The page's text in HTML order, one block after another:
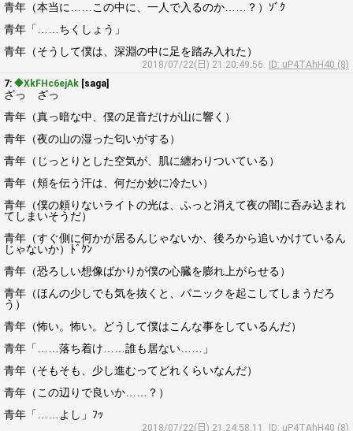
青年（本当に……この中に、一人で入るのか……？）ｿﾞｸ
青年「……ちくしょう」
青年（そうして僕は、深淵の中に足を踏み入れた）
2018/07/22(日) 21:20:49.56
ID: uP4TAhH40 (8)
7: ◆XkFHc6ejAk [saga]
ざっ ざっ
青年（真っ暗な中、僕の足音だけが山に響く）
青年（夜の山の湿った匂いがする）
青年（じっとりとした空気が、肌に纏わりついている）
青年（頬を伝う汗は、何だか妙に冷たい）
青年（僕の頼りないライトの光は、ふっと消えて夜の闇に呑み込まれ
てしまいそうだ）
青年（すぐ側に何かが居るんじゃないか、後ろから追いかけているん
じゃないか）ﾄﾞｸﾝ
青年（恐ろしい想像ばかりが僕の心臓を膨れ上がらせる）
青年（ほんの少しでも気を抜くと、パニックを起こしてしまうだろ
う）
青年（怖い。怖い。どうして僕はこんな事をしているんだ）
青年「……落ち着け……誰も居ない……」
青年（そもそも、少し進むってどれくらいなんだ）
青年（この辺りで良いか……？）
青年「……よし」ﾌｯ
2018/07/22(日) 21:24:58.11 ID: uP4TAhH40 (8)